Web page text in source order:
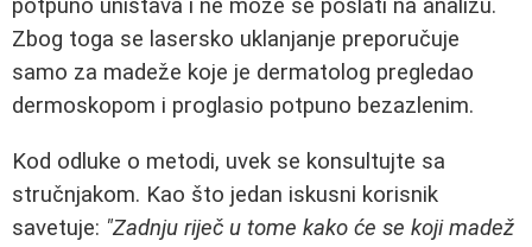
potpuno uništava i ne može se poslati na analizu.
Zbog toga se lasersko uklanjanje preporučuje
samo za madeže koje je dermatolog pregledao
dermoskopom i proglasio potpuno bezazlenim.
Kod odluke o metodi, uvek se konsultujte sa
stručnjakom. Kao što jedan iskusni korisnik
savetuje: "Zadnju riječ u tome kako će se koji madež